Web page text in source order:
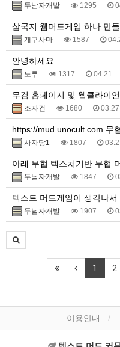
두남자개발 1295
삼국지 웹머드게임 하나 만
개구사마 1587
안녕하세요
노루 1317 04.21
무검 홈페이지 및 웹클라이언
조자건 1680 03.27
https://mud.unocult.com 무
사자당1 1807
아래 무협 텍스처기반 무협
두남자개발 1847
두남자개발 1907
1 2
이용안내